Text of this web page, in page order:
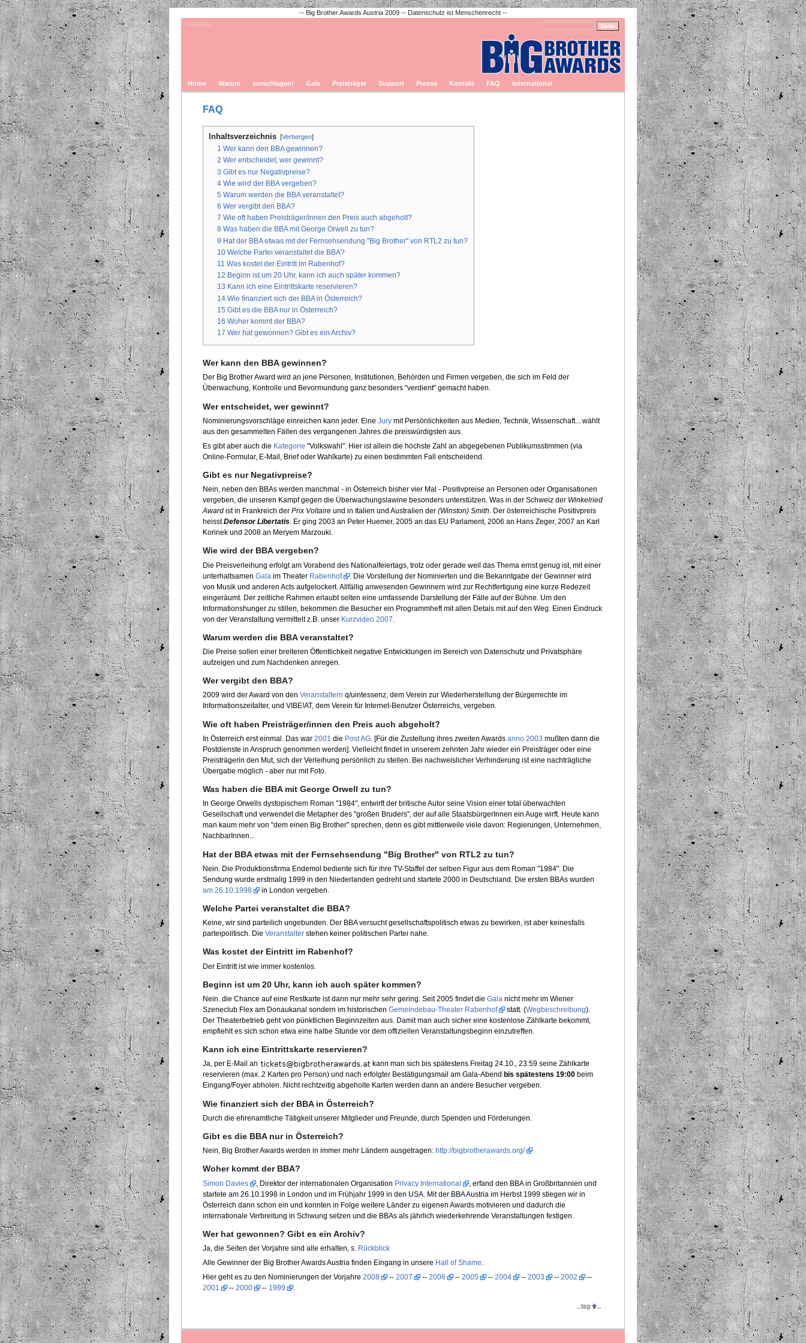
-- Big Brother Awards Austria 2009 -- Datenschutz ist Menschenrecht --
Anmelden
Home Warum vorschlagen! Gala Preisträger Support Presse Kontakt FAQ International
FAQ
Inhaltsverzeichnis [Verbergen]
1 Wer kann den BBA gewinnen?
2 Wer entscheidet, wer gewinnt?
3 Gibt es nur Negativpreise?
4 Wie wird der BBA vergeben?
5 Warum werden die BBA veranstaltet?
6 Wer vergibt den BBA?
7 Wie oft haben Preisträger/innen den Preis auch abgeholt?
8 Was haben die BBA mit George Orwell zu tun?
9 Hat der BBA etwas mit der Fernsehsendung "Big Brother" von RTL2 zu tun?
10 Welche Partei veranstaltet die BBA?
11 Was kostet der Eintritt im Rabenhof?
12 Beginn ist um 20 Uhr, kann ich auch später kommen?
13 Kann ich eine Eintrittskarte reservieren?
14 Wie finanziert sich der BBA in Österreich?
15 Gibt es die BBA nur in Österreich?
16 Woher kommt der BBA?
17 Wer hat gewonnen? Gibt es ein Archiv?
Wer kann den BBA gewinnen?
Der Big Brother Award wird an jene Personen, Institutionen, Behörden und Firmen vergeben, die sich im Feld der
Überwachung, Kontrolle und Bevormundung ganz besonders "verdient" gemacht haben.
Wer entscheidet, wer gewinnt?
Nominierungsvorschläge einreichen kann jeder. Eine Jury mit Persönlichkeiten aus Medien, Technik, Wissenschaft... wählt
aus den gesammelten Fällen des vergangenen Jahres die preiswürdigsten aus.
Es gibt aber auch die Kategorie "Volkswahl". Hier ist allein die höchste Zahl an abgegebenen Publikumsstimmen (via
Online-Formular, E-Mail, Brief oder Wahlkarte) zu einen bestimmten Fall entscheidend.
Gibt es nur Negativpreise?
Nein, neben den BBAs werden manchmal - in Österreich bisher vier Mal - Positivpreise an Personen oder Organisationen
vergeben, die unseren Kampf gegen die Überwachungslawine besonders unterstützen. Was in der Schweiz der Winkelried
Award ist in Frankreich der Prix Voltaire und in Italien und Australien der (Winston) Smith. Der österreichische Positivpreis
heisstDefensor Libertatis. Er ging 2003 an Peter Huemer, 2005 an das EU Parlament, 2006 an Hans Zeger, 2007 an Karl
Korinek und 2008 an Meryem Marzouki.
Wie wird der BBA vergeben?
Die Preisverleihung erfolgt am Vorabend des Nationalfeiertags, trotz oder gerade weil das Thema ernst genug ist, mit einer
unterhaltsamen Gala im Theater Rabenhof
. Die Vorstellung der Nominierten und die Bekanntgabe der Gewinner wird
von Musik und anderen Acts aufgelockert. Allfällig anwesenden Gewinnern wird zur Rechtfertigung eine kurze Redezeit
eingeräumt. Der zeitliche Rahmen erlaubt selten eine umfassende Darstellung der Fälle auf der Bühne. Um den
Informationshunger zu stillen, bekommen die Besucher ein Programmheft mit allen Detais mit auf den Weg. Einen Eindruck
von der Veranstaltung vermittelt z.B. unser Kurzvideo 2007
Warum werden die BBA veranstaltet?
Die Preise sollen einer breiteren Öffentlichkeit negative Entwicklungen im Bereich von Datenschutz und Privatsphäre
aufzeigen und zum Nachdenken anregen.
Wer vergibt den BBA?
2009 wird der Award von den Veranstaltern q/uintessenz, dem Verein zur Wiederherstellung der Bürgerrechte im
Informationszeitalter, und VIBE!AT, dem Verein für Internet-Benutzer Österreichs, vergeben.
Wie oft haben Preisträger/innen den Preis auch abgeholt?
In Österreich erst einmal. Das war 2001 die Post AG. [Für die Zustellung ihres zweiten Awards anno 2003 mußten dann die
Postdienste in Anspruch genommen werden]. Vielleicht findet in unserem zehnten Jahr wieder ein Preisträger oder eine
Preisträgerin den Mut, sich der Verleihung persönlich zu stellen. Bei nachweislicher Verhinderung ist eine nachträgliche
Übergabe möglich - aber nur mit Foto.
Was haben die BBA mit George Orwell zu tun?
In George Orwells dystopischem Roman "1984", entwirft der britische Autor seine Vision einer total überwachten
Gesellschaft und verwendet die Metapher des "großen Bruders", der auf alle StaatsbürgerInnen ein Auge wirft. Heute kann
man kaum mehr von "dem einen Big Brother" sprechen, denn es gibt mittlerweile viele davon: Regierungen, Unternehmen,
NachbarInnen...
Hat der BBA etwas mit der Fernsehsendung "Big Brother" von RTL2 zu tun?
Nein. Die Produktionsfirma Endemol bediente sich für ihre TV-Staffel der selben Figur aus dem Roman "1984". Die
Sendung wurde erstmalig 1999 in den Niederlanden gedreht und startete 2000 in Deutschland. Die ersten BBAs wurden
am 26.10.1998
in London vergeben.
Welche Partei veranstaltet die BBA?
Keine, wir sind parteilich ungebunden. Der BBA versucht gesellschaftspolitisch etwas zu bewirken, ist aber keinesfalls
parteipolitisch. Die Veranstalter stehen keiner politischen Partei nahe.
Was kostet der Eintritt im Rabenhof?
Der Eintritt ist wie immer kostenlos.
Beginn ist um 20 Uhr, kann ich auch später kommen?
Nein. die Chance auf eine Restkarte ist dann nur mehr sehr gering. Seit 2005 findet die Gala nicht mehr im Wiener
Szeneclub Flex am Donaukanal sondern im historischen Gemeindebau-Theater Rabenhof statt. (Wegbeschreibung).
Der Theaterbetrieb geht von pünktlichen Beginnzeiten aus. Damit man auch sicher eine kostenlose Zählkarte bekommt,
empfiehlt es sich schon etwa eine halbe Stunde vor dem offiziellen Veranstaltungsbeginn einzutreffen.
Kann ich eine Eintrittskarte reservieren?
Ja, per E-Mail an
kann man sich bis spätestens Freitag 24.10., 23:59 seine Zählkarte
reservieren (max. 2 Karten pro Person) und nach erfolgter Bestätigungsmail am Gala-Abend bis spätestens 19:00 beim
Eingang/Foyer abholen. Nicht rechtzeitig abgeholte Karten werden dann an andere Besucher vergeben.
Wie finanziert sich der BBA in Österreich?
Durch die ehrenamtliche Tätigkeit unserer Mitglieder und Freunde, durch Spenden und Förderungen.
Gibt es die BBA nur in Österreich?
Nein, Big Brother Awards werden in immer mehr Ländern ausgetragen: http://bigbrotherawards.org/
Woher kommt der BBA?
Simon Davies , Direktor der internationalen Organisation Privacy International
, erfand den BBA in Großbritannien und
startete am 26.10.1998 in London und im Frühjahr 1999 in den USA. Mit der BBA Austria im Herbst 1999 stiegen wir in
Österreich dann schon ein und konnten in Folge weitere Länder zu eigenen Awards motivieren und dadurch die
internationale Verbreitung in Schwung setzen und die BBAs als jährlich wiederkehrende Veranstaltungen festigen.
Wer hat gewonnen? Gibt es ein Archiv?
Ja, die Seiten der Vorjahre sind alle erhalten, s. Rückblick
Alle Gewinner der Big Brother Awards Austria finden Eingang in unsere Hall of Shame.
Hier geht es zu den Nominierungen der Vorjahre 2008 -- 2007 -- 2006 -- 2005 -- 2004 -- 2003 -- 2002
--
2001
-- 2000 -- 1999 .